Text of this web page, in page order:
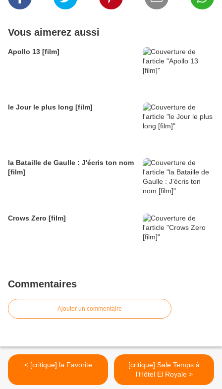
Vous aimerez aussi
Apollo 13 [film]
le Jour le plus long [film]
la Bataille de Gaulle : J'écris ton nom
[film]
Crows Zero [film]
Commentaires
Ajouter un commentaire
< [critique] la Favorite
[critique] Sale Temps à
l'Hôtel El Royale >